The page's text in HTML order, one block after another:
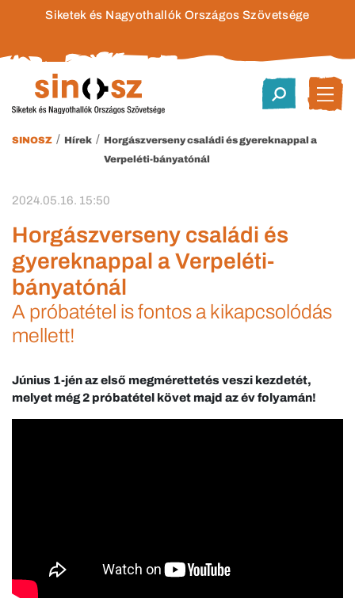
Siketek és Nagyothallók Országos Szövetsége
SINOSZ / Hírek / Horgászverseny családi és gyereknappal a
Verpeléti-bányatónál
2024.05.16. 15:50
Horgászverseny családi és
gyereknappal a Verpeléti-
bányatónál
A próbatétel is fontos a kikapcsolódás
mellett!
Június 1-jén az első megmérettetés veszi kezdetét,
melyet még 2 próbatétel követ majd az év folyamán!